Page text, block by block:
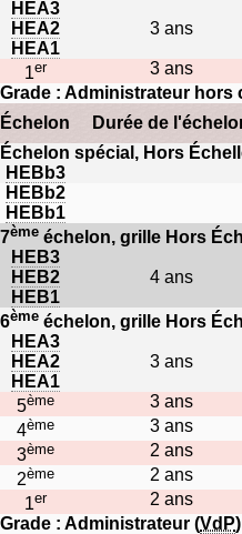
HEA3
HEA2
3 ans
HEA1
1er 3 ans
Grade : Administrateur hors
Échelon
Durée de
Échelon spécial, Hors
HEBb3
HEBb2
HEBb1
7ème échelon, grille Hors
HEB3
HEB2
4 ans
HEB1
6ème échelon, grille Hors
HEA3
HEA2
3 ans
HEA1
5ème 3 ans
4ème 3 ans
3ème 2 ans
2ème 2 ans
1er 2 ans
Grade : Administrateur (VdP)